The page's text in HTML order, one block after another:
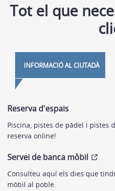
Tot el que
INFORMACIÓ AL CIUTADÀ
Reserva d'espais
Piscina, pistes de pàdel i pistes
reserva online!
Servei de banca mòbil
Consulteu aquí els dies que
mòbil al poble.